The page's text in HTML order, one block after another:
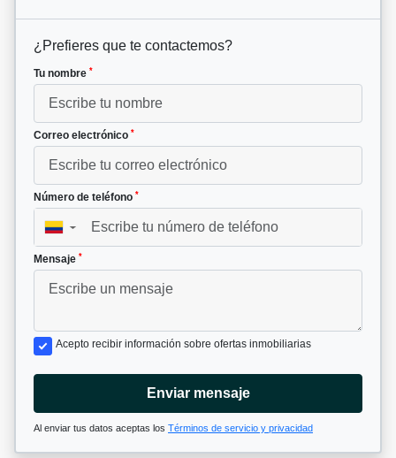
¿Prefieres que te contactemos?
Tu nombre *
Correo electrónico *
Número de teléfono *
▼
Mensaje *
Acepto recibir información sobre ofertas inmobiliarias
Enviar mensaje
Al enviar tus datos aceptas los Términos de servicio y privacidad